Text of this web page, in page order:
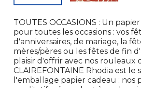
TOUTES OCCASIONS : Un
pour toutes les occasions : vos
d'anniversaires, de mariage, la
mères/pères ou les fêtes de fin
plaisir d'offrir avec nos rouleaux
CLAIREFONTAINE Rhodia est le
l'emballage papier cadeau : nos